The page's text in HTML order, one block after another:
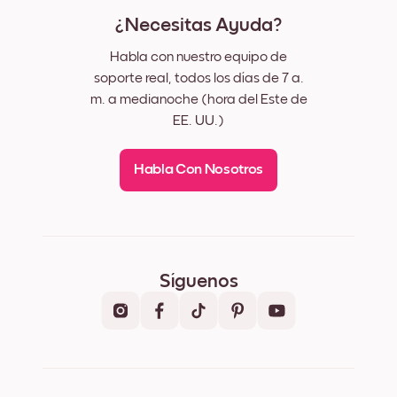
¿Necesitas Ayuda?
Habla con nuestro equipo de
soporte real, todos los días de 7 a.
m. a medianoche (hora del Este de
EE. UU.)
Habla Con Nosotros
Síguenos